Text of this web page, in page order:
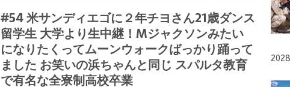
o
o
k
r
g
e
g
er
a
e
#54 米サンディエゴに２年チヨさん21歳ダンス
留学生 大学より生中継！Mジャクソンみたい
になりたくってムーンウォークばっかり踊って
ました お笑いの浜ちゃんと同じ スパルタ教育
で有名な全寮制高校卒業